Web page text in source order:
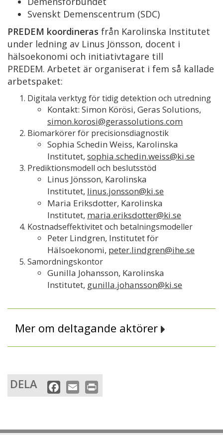
Svenskt Demenscentrum (SDC)
PREDEM koordineras från Karolinska Institutet
under ledning av Linus Jönsson, docent i
hälsoekonomi och initiativtagare till
PREDEM. Arbetet är organiserat i fem så kallade
arbetspaket:
Digitala verktyg för tidig detektion och utredning
Kontakt: Simon Körösi, Geras Solutions,
simon.korosi@gerassolutions.com
Biomarkörer för precisionsdiagnostik
Sophia Schedin Weiss, Karolinska
Institutet, sophia.schedin.weiss@ki.se
Prediktionsmodell och beslutsstöd
Linus Jönsson, Karolinska
Institutet, linus.jonsson@ki.se
Maria Eriksdotter, Karolinska
Institutet, maria.eriksdotter@ki.se
Kostnadseffektivitet och betalningsmodeller
Peter Lindgren, Institutet för
Hälsoekonomi, peter.lindgren@ihe.se
Samordningskontor
Gunilla Johansson, Karolinska
Institutet, gunilla.johansson@ki.se
Mer om deltagande aktörer
DELA
a
m
r